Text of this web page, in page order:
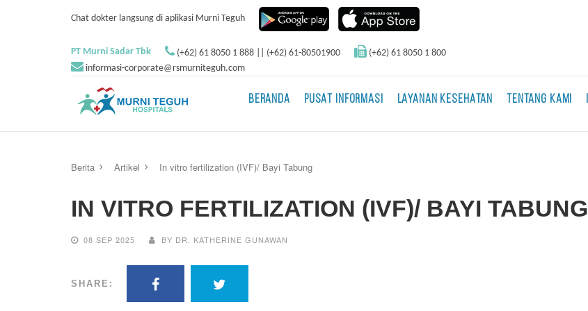
Chat dokter langsung di aplikasi Murni Teguh
PT Murni Sadar Tbk (+62) 61 8050 1 888 || (+62) 61-80501900
(+62) 61 8050 1 800
informasi-corporate@rsmurniteguh.com
BERANDA PUSAT INFORMASI LAYANAN KESEHATAN TENTANG KAMI
Berita Artikel In vitro fertilization (IVF)/ Bayi Tabung
IN VITRO FERTILIZATION (IVF)/ BAYI TABUNG
08 SEP 2025 BY DR. KATHERINE GUNAWAN
SHARE: